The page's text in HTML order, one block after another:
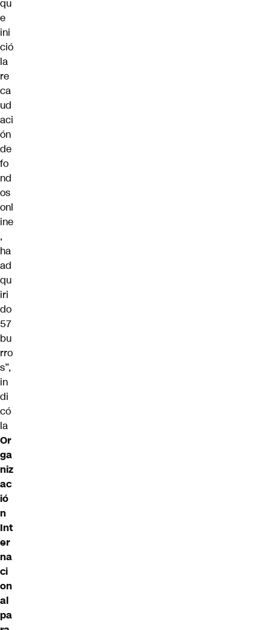
qu
e
ini
ció
la
re
ca
ud
aci
ón
de
fo
nd
os
onl
ine
,
ha
ad
qu
iri
do
57
bu
rro
s”,
in
di
có
la
Or
ga
niz
ac
ió
n
Int
er
na
ci
on
al
pa